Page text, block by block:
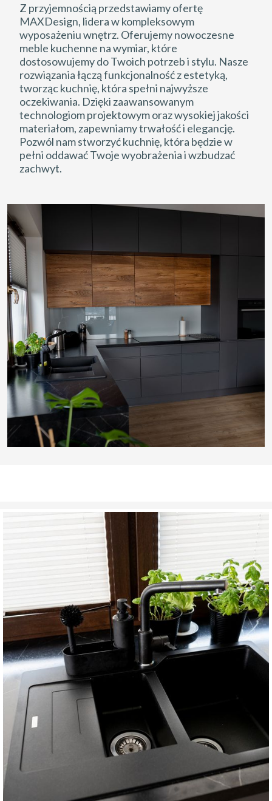
Z przyjemnością przedstawiamy ofertę
MAXDesign, lidera w kompleksowym
wyposażeniu wnętrz. Oferujemy nowoczesne
meble kuchenne na wymiar, które
dostosowujemy do Twoich potrzeb i stylu. Nasze
rozwiązania łączą funkcjonalność z estetyką,
tworząc kuchnię, która spełni najwyższe
oczekiwania. Dzięki zaawansowanym
technologiom projektowym oraz wysokiej jakości
materiałom, zapewniamy trwałość i elegancję.
Pozwól nam stworzyć kuchnię, która będzie w
pełni oddawać Twoje wyobrażenia i wzbudzać
zachwyt.